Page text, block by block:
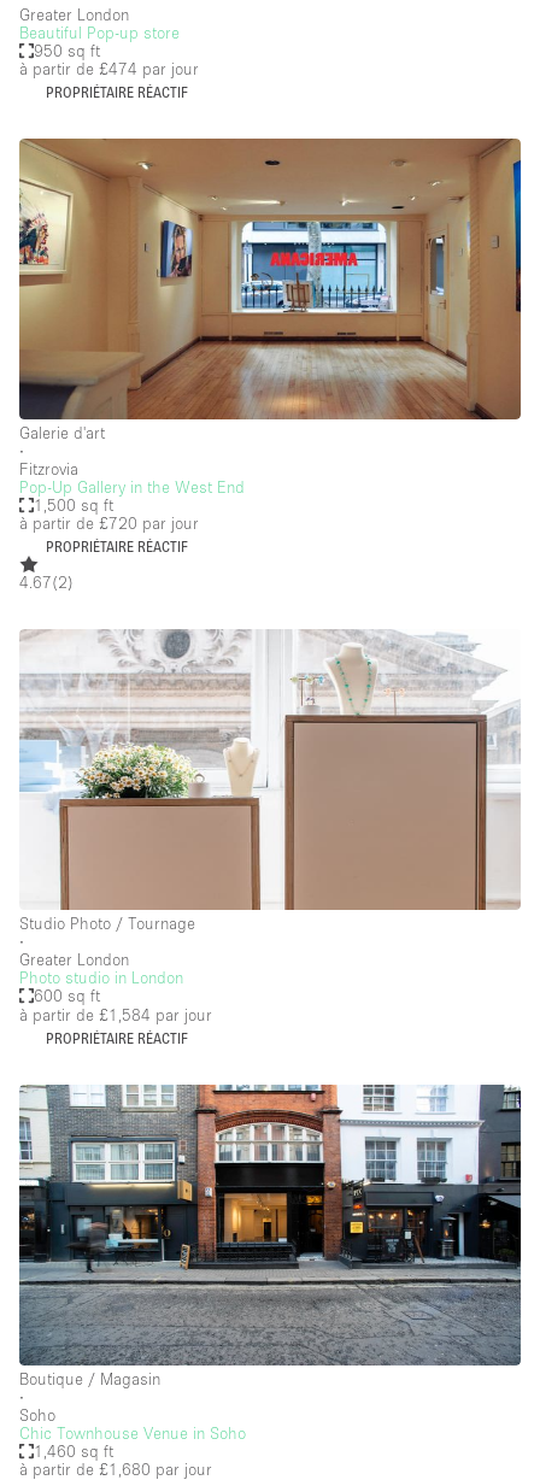
Soundproof
Style Haussmannien
Style Industriel
Sur Rue
Surface Habitable
Système de sécurité
Éclairage
Électricité
Équipement de bureau
Équipement sonore et vidéo
Sous-sol
Rez-de-chaussée sur cour
Rez-de-chaussée sur rue
Centre commercial
Rooftop
Greater London
Beautiful Pop-up store
950 sq ft
à partir de £474 par jour
PROPRIÉTAIRE RÉACTIF
Galerie d'art
∙
Fitzrovia
Pop-Up Gallery in the West End
1,500 sq ft
à partir de £720 par jour
PROPRIÉTAIRE RÉACTIF
4.67(2)
Studio Photo / Tournage
∙
Greater London
Photo studio in London
600 sq ft
à partir de £1,584 par jour
PROPRIÉTAIRE RÉACTIF
Boutique / Magasin
∙
Soho
Chic Townhouse Venue in Soho
1,460 sq ft
à partir de £1,680 par jour